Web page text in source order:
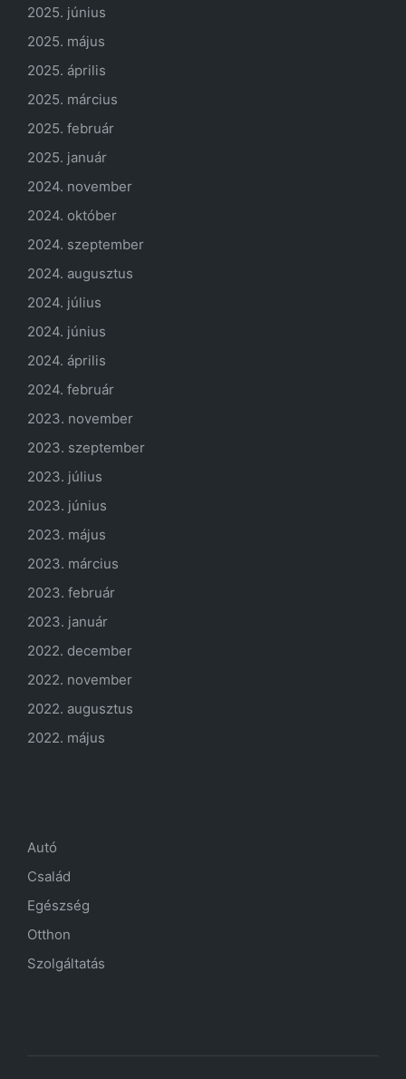
2025. június
2025. május
2025. április
2025. március
2025. február
2025. január
2024. november
2024. október
2024. szeptember
2024. augusztus
2024. július
2024. június
2024. április
2024. február
2023. november
2023. szeptember
2023. július
2023. június
2023. május
2023. március
2023. február
2023. január
2022. december
2022. november
2022. augusztus
2022. május
Autó
Család
Egészség
Otthon
Szolgáltatás